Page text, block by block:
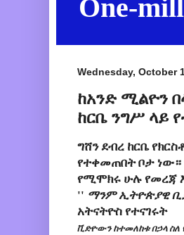
One-
Wednesday, October
ከአንድ ሚልዮን
ከርቤ ንግሥ ላይ
ግሸን ደብረ ከርቤ
የተቀመጠበት ቦታ
የሚሞክሩ ሁሉ የመረጃ
'' ማንም ኢትዮጵያዊ
አትናትዮስ የተናገሩት
ቪድዮውን ከተመለከቱ በኃላ ስለ